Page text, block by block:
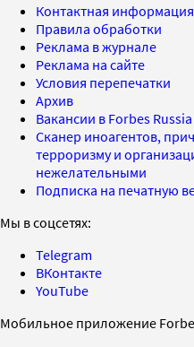
Контактная информация
Правила обработки
Реклама в журнале
Реклама на сайте
Условия перепечатки
Архив
Вакансии в Forbes Russia
Сканер иноагентов,
терроризму и
нежелательными
Подписка на печатную
Мы в соцсетях:
Telegram
ВКонтакте
YouTube
Мобильное приложение